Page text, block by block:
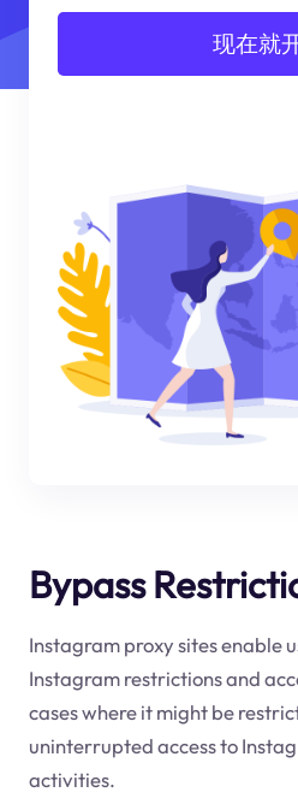
现在就
Bypass
Instagram proxy sites enable
Instagram restrictions and
cases where it might be
uninterrupted access to
activities.